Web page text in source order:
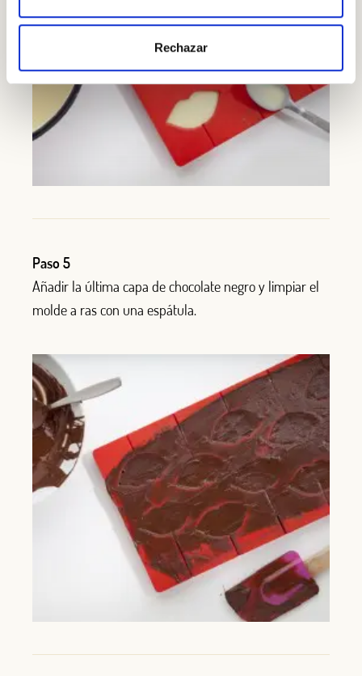
Rechazar
Paso 5
Añadir la última capa de chocolate negro y limpiar el
molde a ras con una espátula.